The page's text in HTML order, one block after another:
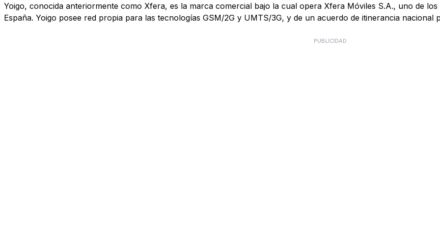
Yoigo, conocida anteriormente como Xfera, es la marca comercial bajo la cual opera Xfera Móviles S.A., uno de
España. Yoigo posee red propia para las tecnologías GSM/2G y UMTS/3G, y de un acuerdo de itinerancia
PUBLICIDAD